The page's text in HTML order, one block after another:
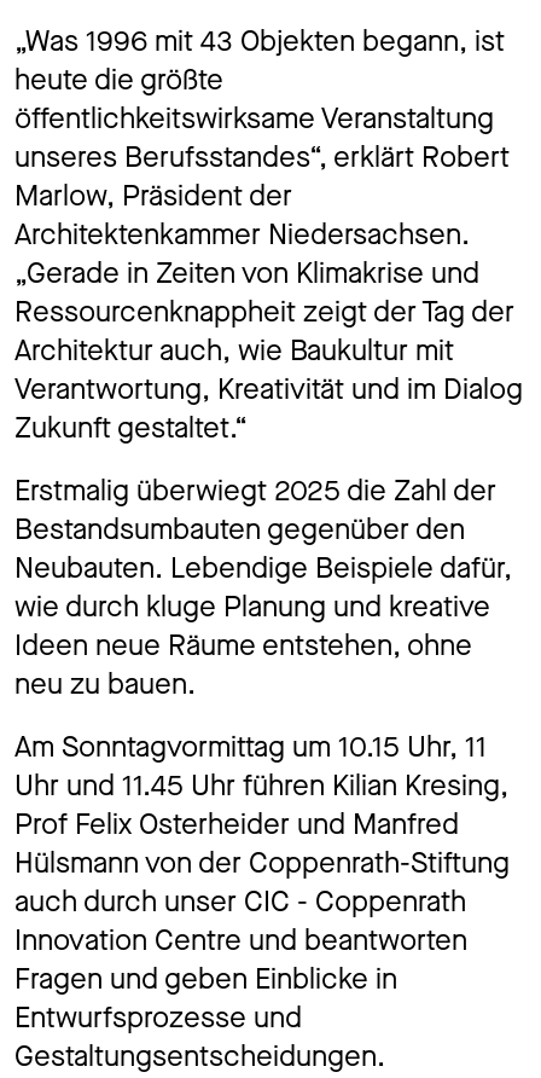
„Was 1996 mit 43 Objekten begann, ist
heute die größte
öffentlichkeitswirksame Veranstaltung
unseres Berufsstandes“, erklärt Robert
Marlow, Präsident der
Architektenkammer Niedersachsen.
„Gerade in Zeiten von Klimakrise und
Ressourcenknappheit zeigt der Tag der
Architektur auch, wie Baukultur mit
Verantwortung, Kreativität und im Dialog
Zukunft gestaltet.“
Erstmalig überwiegt 2025 die Zahl der
Bestandsumbauten gegenüber den
Neubauten. Lebendige Beispiele dafür,
wie durch kluge Planung und kreative
Ideen neue Räume entstehen, ohne
neu zu bauen.
Am Sonntagvormittag um 10.15 Uhr, 11
Uhr und 11.45 Uhr führen Kilian Kresing,
Prof Felix Osterheider und Manfred
Hülsmann von der Coppenrath-Stiftung
auch durch unser CIC - Coppenrath
Innovation Centre und beantworten
Fragen und geben Einblicke in
Entwurfsprozesse und
Gestaltungsentscheidungen.